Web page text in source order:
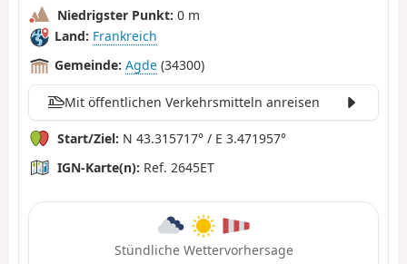
Niedrigster Punkt: 0 m
Land: Frankreich
Gemeinde: Agde (34300)
Mit öffentlichen Verkehrsmitteln anreisen
Start/Ziel: N 43.315717° / E 3.471957°
IGN-Karte(n): Ref. 2645ET
Stündliche Wettervorhersage